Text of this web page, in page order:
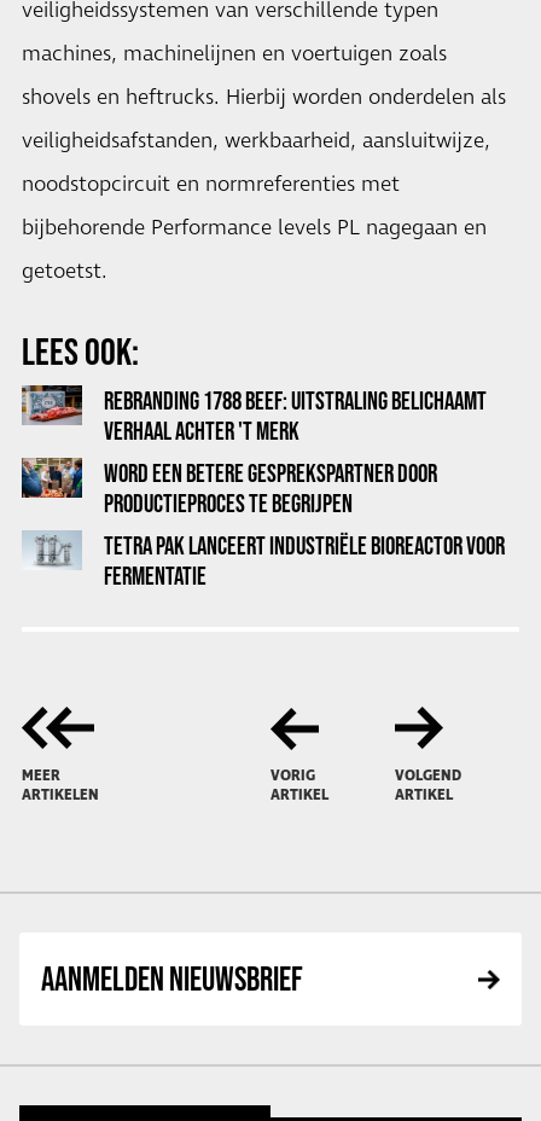
veiligheidssystemen van verschillende typen
machines, machinelijnen en voertuigen zoals
shovels en heftrucks. Hierbij worden onderdelen als
veiligheidsafstanden, werkbaarheid, aansluitwijze,
noodstopcircuit en normreferenties met
bijbehorende Performance levels PL nagegaan en
getoetst.
LEES OOK:
REBRANDING 1788 BEEF: UITSTRALING BELICHAAMT
VERHAAL ACHTER 'T MERK
WORD EEN BETERE GESPREKSPARTNER DOOR
PRODUCTIEPROCES TE BEGRIJPEN
TETRA PAK LANCEERT INDUSTRIËLE BIOREACTOR VOOR
FERMENTATIE
MEER
ARTIKELEN
VORIG
ARTIKEL
VOLGEND
ARTIKEL
AANMELDEN NIEUWSBRIEF